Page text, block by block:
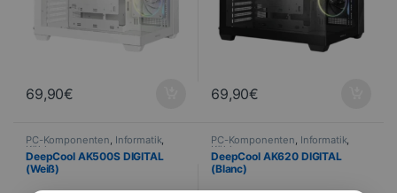
69,90€ 69,90€
PC-Komponenten, Informatik,
Kühlung
DeepCool AK500S DIGITAL
(Weiß)
PC-Komponenten, Informatik,
Kühlung
DeepCool AK620 DIGITAL
(Blanc)